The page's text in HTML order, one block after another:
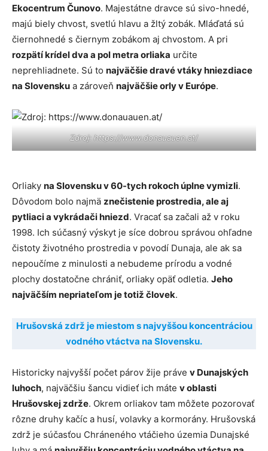
Ekocentrum Čunovo. Majestátne dravce sú sivo-hnedé,
majú biely chvost, svetlú hlavu a žltý zobák. Mláďatá sú
čiernohnedé s čiernym zobákom aj chvostom. A pri
rozpätí krídel dva a pol metra orliaka určite
neprehliadnete. Sú to najväčšie dravé vtáky hniezdiace
na Slovensku a zároveň najväčšie orly v Európe.
Zdroj: https://www.donauauen.at/
Orliaky na Slovensku v 60-tych rokoch úplne vymizli.
Dôvodom bolo najmä znečistenie prostredia, ale aj
pytliaci a vykrádači hniezd. Vracať sa začali až v roku
1998. Ich súčasný výskyt je síce dobrou správou ohľadne
čistoty životného prostredia v povodí Dunaja, ale ak sa
nepoučíme z minulosti a nebudeme prírodu a vodné
plochy dostatočne chrániť, orliaky opäť odletia. Jeho
najväčším nepriateľom je totiž človek.
Hrušovská zdrž je miestom s najvyššou koncentráciou
vodného vtáctva na Slovensku.
Historicky najvyšší počet párov žije práve v Dunajských
luhoch, najväčšiu šancu vidieť ich máte v oblasti
Hrušovskej zdrže. Okrem orliakov tam môžete pozorovať
rôzne druhy kačíc a husí, volavky a kormorány. Hrušovská
zdrž je súčasťou Chráneného vtáčieho územia Dunajské